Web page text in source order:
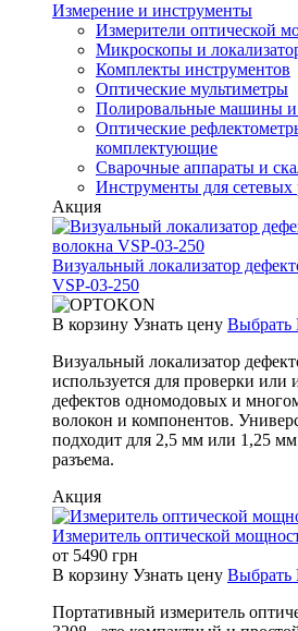
Измерение и инструменты
Измерители оптической
Микроскопы и
Комплекты инструментов
Оптические мультиметры
Полировальные машины
Оптические
комплектующие
Сварочные аппараты и
Инструменты для сетевых
Акция
Визуальный локализатор
VSP-03-250
В корзину Узнать цену
Визуальный локализатор
используется для проверки или
дефектов одномодовых и
волокон и компонентов.
подходит для 2,5 мм или 1,25
разъема.
Акция
Измеритель оптической
от 5490 грн
В корзину Узнать цену
Портативный измеритель